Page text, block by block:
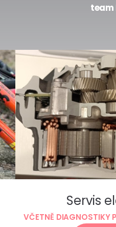
team
Servis
VČETNĚ DIAGNOSTIKY